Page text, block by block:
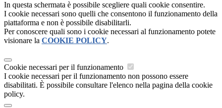
In questa schermata è possibile scegliere quali cookie consentire.
I cookie necessari sono quelli che consentono il funzionamento della
piattaforma e non è possibile disabilitarli.
Per conoscere quali sono i cookie necessari al funzionamento potete
visionare la COOKIE POLICY.
Cookie necessari per il funzionamento
I cookie necessari per il funzionamento non possono essere
disabilitati. È possibile consultare l'elenco nella pagina della cookie
policy.